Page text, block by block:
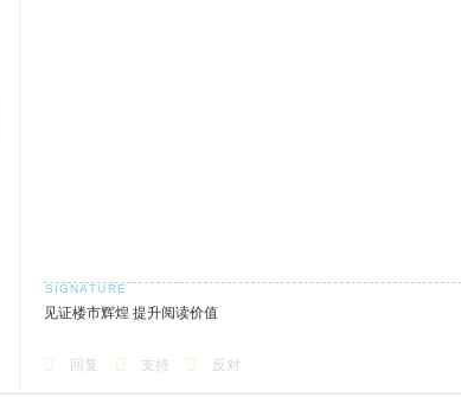
见证楼市辉煌 提升阅读价值
回复 支持 反对